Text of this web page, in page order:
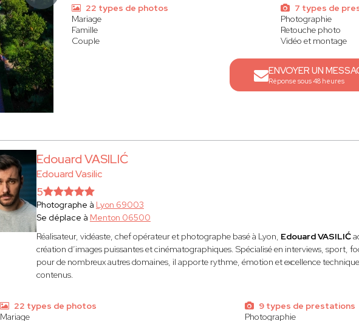
22 types de photos
Mariage
Famille
Couple
7 types de
Photographie
Retouche photo
Vidéo et montage
ENVOYER UN
Réponse sous 48 heures
Edouard VASILIĆ
Edouard Vasilic
5
Photographe à Lyon 69003
Se déplace à Menton 06500
Réalisateur, vidéaste, chef opérateur et photographe basé à Lyon, Edouard VASILIĆ
création d’images puissantes et cinématographiques. Spécialisé en interviews, sport,
pour de nombreux autres domaines, il apporte rythme, émotion et excellence
contenus.
22 types de photos
Mariage
9 types de prestations
Photographie